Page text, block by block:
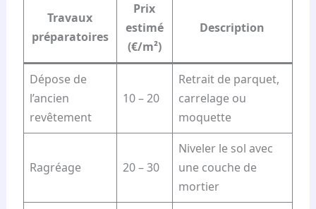
Travaux
préparatoires
Prix
estimé
(€/m²)
Description
Dépose de
l’ancien
revêtement
10 – 20
Retrait de parquet,
carrelage ou
moquette
Ragréage 20 – 30
Niveler le sol avec
une couche de
mortier